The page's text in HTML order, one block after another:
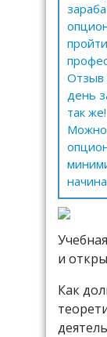
Отзыв
день
так же!
Можно
и
Как